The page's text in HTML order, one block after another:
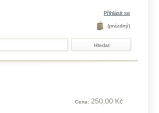
Přihlásit se
(prázdný)
Cena: 250,00 Kč